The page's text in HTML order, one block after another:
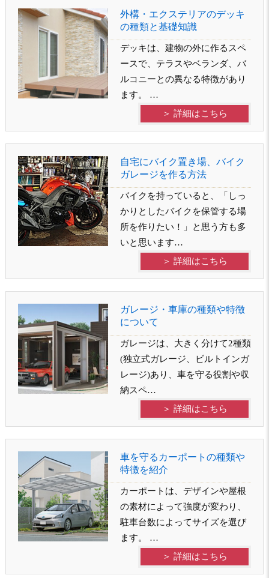
外構・エクステリアのデッキ
の種類と基礎知識
デッキは、建物の外に作るスペ
ースで、テラスやベランダ、バ
ルコニーとの異なる特徴があり
ます。 …
＞ 詳細はこちら
自宅にバイク置き場、バイク
ガレージを作る方法
バイクを持っていると、「しっ
かりとしたバイクを保管する場
所を作りたい！」と思う方も多
いと思います…
＞ 詳細はこちら
ガレージ・車庫の種類や特徴
について
ガレージは、大きく分けて2種類
(独立式ガレージ、ビルトインガ
レージ)あり、車を守る役割や収
納スペ…
＞ 詳細はこちら
車を守るカーポートの種類や
特徴を紹介
カーポートは、デザインや屋根
の素材によって強度が変わり、
駐車台数によってサイズを選び
ます。 …
＞ 詳細はこちら